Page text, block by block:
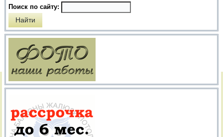
Поиск по сайту: